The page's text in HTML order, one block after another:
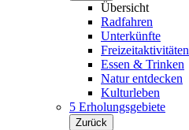
Übersicht
Radfahren
Unterkünfte
Freizeitaktivitäten
Essen & Trinken
Natur entdecken
Kulturleben
5 Erholungsgebiete
Zurück